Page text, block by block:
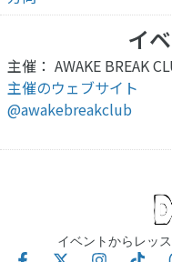
イ
主催： AWAKE BREAK
主催のウェブサイト
@awakebreakclub
イベントからレッ